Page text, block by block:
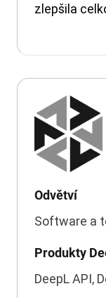
zlepšila
Odvětví
Software a
Produkty
DeepL API,